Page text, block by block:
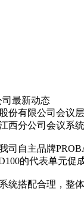
司最新动态
份有限公司会议
分公司会议系
主品牌
的代表单元促
搭配合理，整体